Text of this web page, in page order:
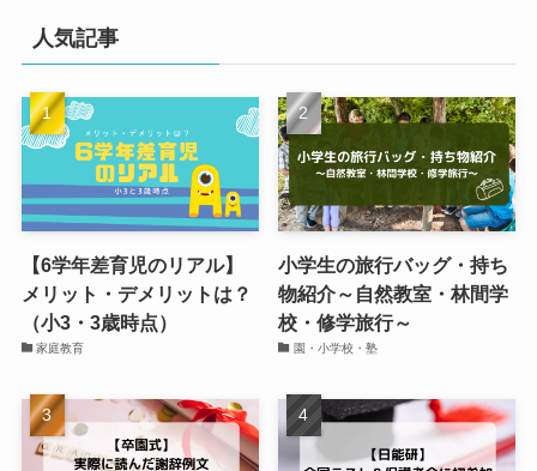
人気記事
【6学年差育児のリアル】
メリット・デメリットは？
（小3・3歳時点）
家庭教育
小学生の旅行バッグ・持ち
物紹介～自然教室・林間学
校・修学旅行～
園・小学校・塾